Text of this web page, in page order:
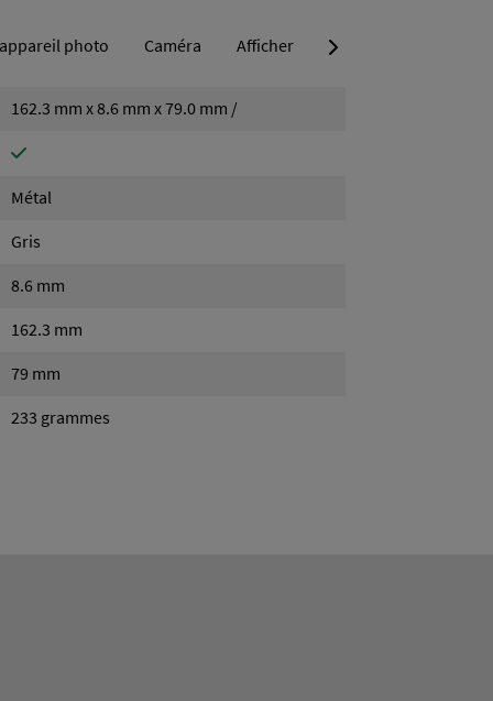
appareil photo Caméra Afficher Mémoire
Faites défiler les
162.3 mm x 8.6 mm x 79.0 mm /
Métal
Gris
8.6 mm
162.3 mm
79 mm
233 grammes